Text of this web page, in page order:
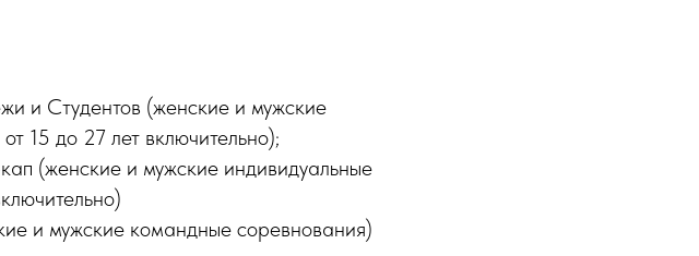
и Студентов (женские и мужские
15 до 27 лет включительно);
(женские и мужские индивидуальные
и мужские командные соревнования)